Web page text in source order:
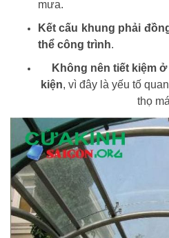
mưa.
Kết cấu khung phải
thể công trình.
Không nên tiết kiệm
kiện, vì đây là yếu tố
thọ